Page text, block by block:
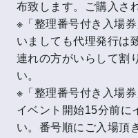
布致します。ご購入さ
※「整理番号付き入場
いましても代理発行は
連れの方がいらして割
い。
※「整理番号付き入場
イベント開始15分前に
い。番号順にご入場頂